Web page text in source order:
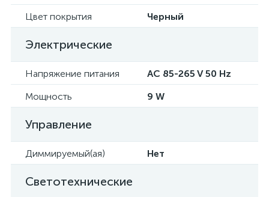
Цвет покрытия
Черный
Электрические
Напряжение питания
AC 85-265 V 50 Hz
Мощность
9 W
Управление
Диммируемый(ая) Нет
Светотехнические